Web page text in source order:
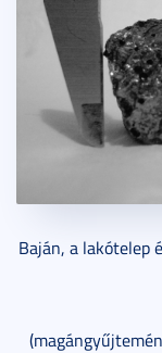
Baján, a lakótelep